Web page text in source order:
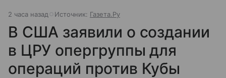
2 часа назад Источник: Газета.Ру
В США заявили о создании
в ЦРУ опергруппы для
операций против Кубы